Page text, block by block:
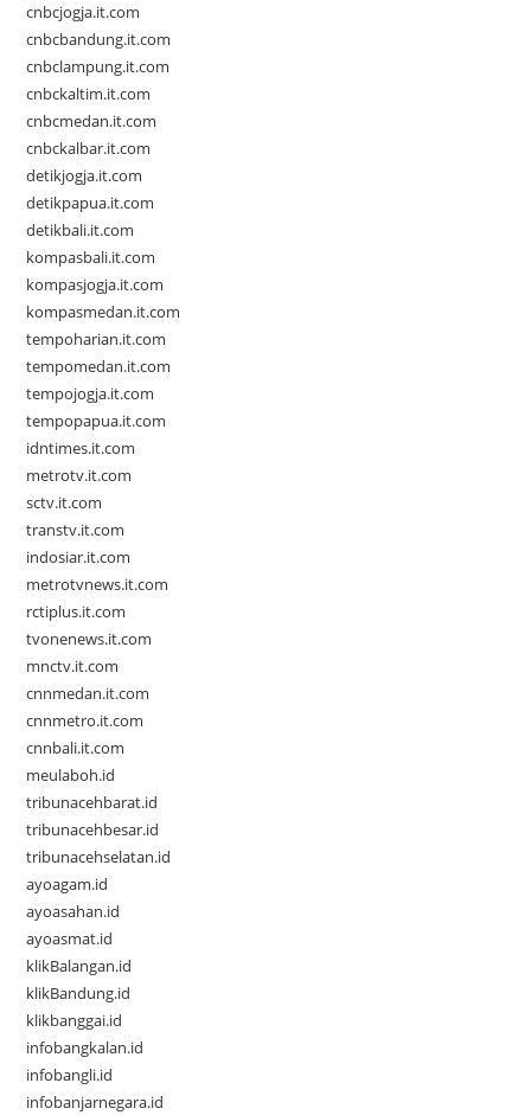
cnbcjogja.it.com
cnbcbandung.it.com
cnbclampung.it.com
cnbckaltim.it.com
cnbcmedan.it.com
cnbckalbar.it.com
detikjogja.it.com
detikpapua.it.com
detikbali.it.com
kompasbali.it.com
kompasjogja.it.com
kompasmedan.it.com
tempoharian.it.com
tempomedan.it.com
tempojogja.it.com
tempopapua.it.com
idntimes.it.com
metrotv.it.com
sctv.it.com
transtv.it.com
indosiar.it.com
metrotvnews.it.com
rctiplus.it.com
tvonenews.it.com
mnctv.it.com
cnnmedan.it.com
cnnmetro.it.com
cnnbali.it.com
meulaboh.id
tribunacehbarat.id
tribunacehbesar.id
tribunacehselatan.id
ayoagam.id
ayoasahan.id
ayoasmat.id
klikBalangan.id
klikBandung.id
klikbanggai.id
infobangkalan.id
infobangli.id
infobanjarnegara.id